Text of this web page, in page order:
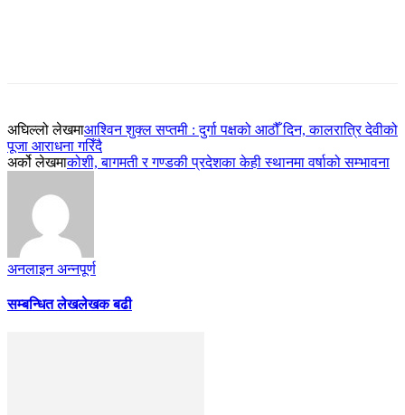
अघिल्लो लेखमाआश्विन शुक्ल सप्तमी : दुर्गा पक्षको आठौँ दिन, कालरात्रि देवीको
पूजा आराधना गरिँदै
अर्को लेखमाकोशी, बागमती र गण्डकी प्रदेशका केही स्थानमा वर्षाको सम्भावना
अनलाइन अन्नपूर्ण
सम्बन्धित लेखलेखक बढी